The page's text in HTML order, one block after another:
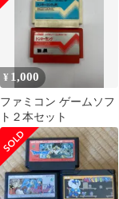
¥ 1,000
ファミコン ゲームソフ
ト２本セット